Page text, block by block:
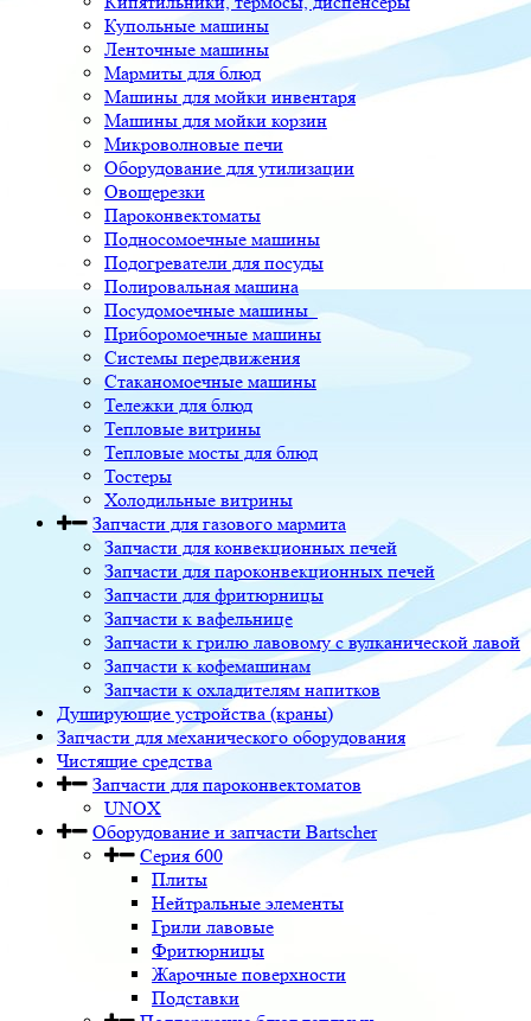
Купольные машины
Ленточные машины
Мармиты для блюд
Машины для мойки инвентаря
Машины для мойки корзин
Микроволновые печи
Оборудование для утилизации
Овощерезки
Пароконвектоматы
Подносомоечные машины
Подогреватели для посуды
Полировальная машина
Посудомоечные машины
Приборомоечные машины
Системы передвижения
Стаканомоечные машины
Тележки для блюд
Тепловые витрины
Тепловые мосты для блюд
Тостеры
Холодильные витрины
Запчасти для газового мармита
Запчасти для конвекционных печей
Запчасти для пароконвекционных печей
Запчасти для фритюрницы
Запчасти к вафельнице
Запчасти к грилю лавовому с вулканической лавой
Запчасти к кофемашинам
Запчасти к охладителям напитков
Душирующие устройства (краны)
Запчасти для механического оборудования
Чистящие средства
Запчасти для пароконвектоматов
UNOX
Оборудование и запчасти Bartscher
Серия 600
Плиты
Нейтральные элементы
Грили лавовые
Фритюрницы
Жарочные поверхности
Подставки